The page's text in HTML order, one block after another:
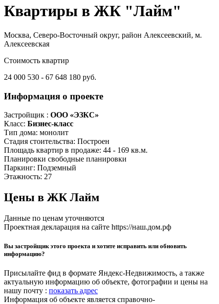
Квартиры в ЖК "Лайм"
Москва, Северо-Восточный округ, район Алексеевский, м.
Алексеевская
Стоимость квартир
24 000 530 - 67 648 180 руб.
Информация о проекте
Застройщик : ООО «ЭЗКС»
Класс: Бизнес-класс
Тип дома: монолит
Стадия стоительства: Построен
Площадь квартир в продаже: 44 - 169 кв.м.
Планировки свободные планировки
Паркинг: Подземный
Этажность: 27
Цены в ЖК Лайм
Данные по ценам уточняются
Проектная декларация на сайте https://наш.дом.рф
Вы застройщик этого проекта и хотите исправить или обновить
информацию?
Присылайте фид в формате Яндекс-Недвижимость, а также
актуальную информацию об объекте, фотографии и цены на
нашу почту : показать адрес
Информация об объекте является справочно-